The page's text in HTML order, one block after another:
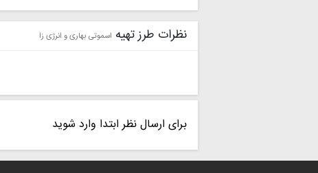
نظرات طرز تهیه اسموتی بهاری و انرژی زا
برای ارسال نظر ابتدا وارد شوید